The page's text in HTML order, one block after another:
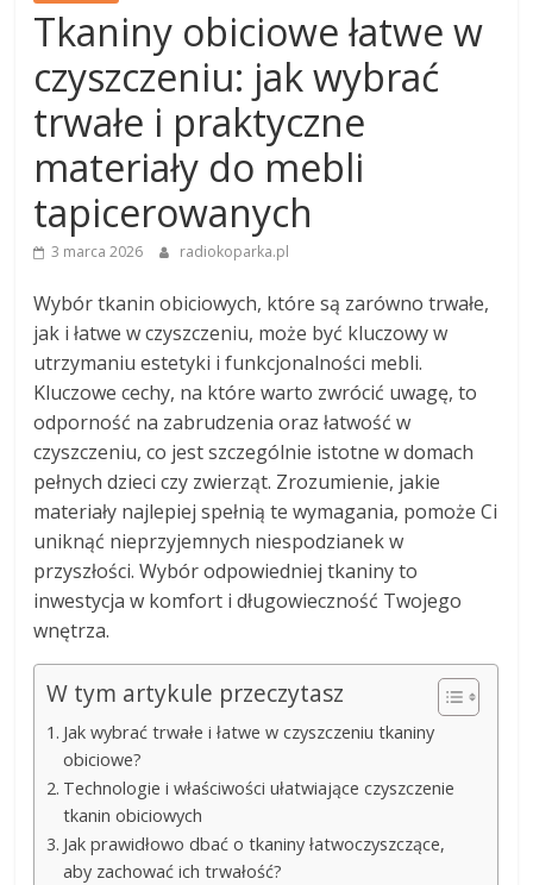
Tkaniny obiciowe łatwe w
czyszczeniu: jak wybrać
trwałe i praktyczne
materiały do mebli
tapicerowanych
3 marca 2026 radiokoparka.pl
Wybór tkanin obiciowych, które są zarówno trwałe,
jak i łatwe w czyszczeniu, może być kluczowy w
utrzymaniu estetyki i funkcjonalności mebli.
Kluczowe cechy, na które warto zwrócić uwagę, to
odporność na zabrudzenia oraz łatwość w
czyszczeniu, co jest szczególnie istotne w domach
pełnych dzieci czy zwierząt. Zrozumienie, jakie
materiały najlepiej spełnią te wymagania, pomoże Ci
uniknąć nieprzyjemnych niespodzianek w
przyszłości. Wybór odpowiedniej tkaniny to
inwestycja w komfort i długowieczność Twojego
wnętrza.
W tym artykule przeczytasz
Jak wybrać trwałe i łatwe w czyszczeniu tkaniny
obiciowe?
Technologie i właściwości ułatwiające czyszczenie
tkanin obiciowych
Jak prawidłowo dbać o tkaniny łatwoczyszczące,
aby zachować ich trwałość?